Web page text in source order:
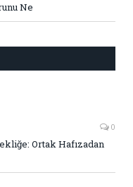
Ne
0
Ortak Hafızadan